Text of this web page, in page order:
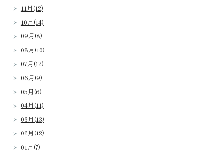
11月(12)
10月(14)
09月(8)
08月(10)
07月(12)
06月(9)
05月(6)
04月(11)
03月(13)
02月(12)
01月(7)